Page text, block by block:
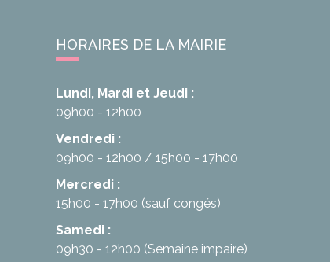
HORAIRES DE LA MAIRIE
Lundi, Mardi et Jeudi :
09h00 - 12h00
Vendredi :
09h00 - 12h00
15h00 - 17h00
Mercredi :
15h00 - 17h00 (sauf congés)
Samedi :
09h30 - 12h00 (Semaine impaire)